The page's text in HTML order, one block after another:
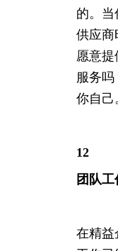
的。当
供应商
愿意提
服务
你自己
12
团队工
在精益